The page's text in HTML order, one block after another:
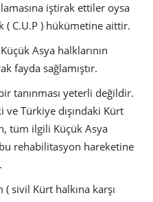
iştirak ettiler oysa
( C.U.P ) hükümetine aittir.
Asya halklarının
fayda sağlamıştır.
tanınması yeterli değildir.
ve Türkiye dışındaki Kürt
tüm ilgili Küçük Asya
rehabilitasyon hareketine
sivil Kürt halkına karşı